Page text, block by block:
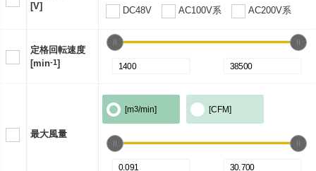
[V]
DC48V AC100V系 AC200V系
定格回転速度
[min-1]
最大風量
[m3/min] [CFM]